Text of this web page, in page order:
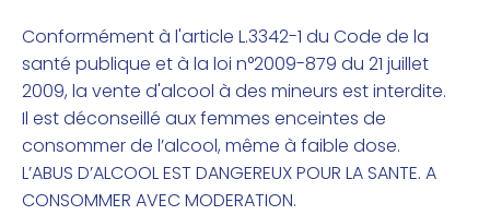
Conformément à l'article L.3342-1 du Code de la
santé publique et à la loi n°2009-879 du 21 juillet
2009, la vente d'alcool à des mineurs est interdite.
Il est déconseillé aux femmes enceintes de
consommer de l’alcool, même à faible dose.
L’ABUS D’ALCOOL EST DANGEREUX POUR LA SANTE. A
CONSOMMER AVEC MODERATION.